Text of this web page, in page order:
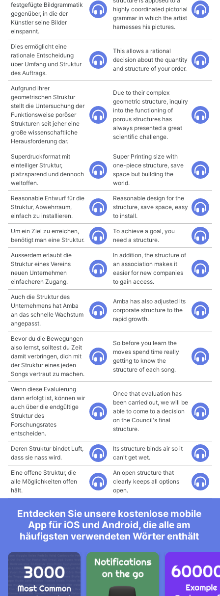
festgefügte Bildgrammatik
gegenüber, in die der
Künstler seine Bilder
einspannt.
highly coordinated pictorial
grammar in which the artist
harnesses his pictures.
Dies ermöglicht eine
rationale Entscheidung
über Umfang und Struktur
des Auftrags.
This allows a rational
decision about the quantity
and structure of your order.
Aufgrund ihrer
geometrischen Struktur
stellt die Untersuchung der
Funktionsweise poröser
Strukturen seit jeher eine
große wissenschaftliche
Herausforderung dar.
Due to their complex
geometric structure, inquiry
into the functioning of
porous structures has
always presented a great
scientific challenge.
Superdruckformat mit
einteiliger Struktur,
platzsparend und dennoch
weltoffen.
Super Printing size with
one-piece structure, save
space but building the
world.
Reasonable Entwurf für die
Struktur, Abwehrraum,
einfach zu installieren.
Reasonable design for the
structure, save space, easy
to install.
Um ein Ziel zu erreichen,
benötigt man eine Struktur.
To achieve a goal, you
need a structure.
Ausserdem erlaubt die
Struktur eines Vereins
neuen Unternehmen
einfacheren Zugang.
In addition, the structure of
an association makes it
easier for new companies
to gain access.
Auch die Struktur des
Unternehmens hat Amba
an das schnelle Wachstum
angepasst.
Amba has also adjusted its
corporate structure to the
rapid growth.
Bevor du die Bewegungen
also lernst, solltest du Zeit
damit verbringen, dich mit
der Struktur eines jeden
Songs vertraut zu machen.
So before you learn the
moves spend time really
getting to know the
structure of each song.
Wenn diese Evaluierung
dann erfolgt ist, können wir
auch über die endgültige
Struktur des
Forschungsrates
entscheiden.
Once that evaluation has
been carried out, we will be
able to come to a decision
on the Council's final
structure.
Deren Struktur bindet Luft,
dass sie nass wird.
Its structure binds air so it
can't get wet.
Eine offene Struktur, die
alle Möglichkeiten offen
hält.
An open structure that
clearly keeps all options
open.
Entdecken Sie unsere kostenlose mobile
App für iOS und Android, die alle am
häufigsten verwendeten Wörter enthält